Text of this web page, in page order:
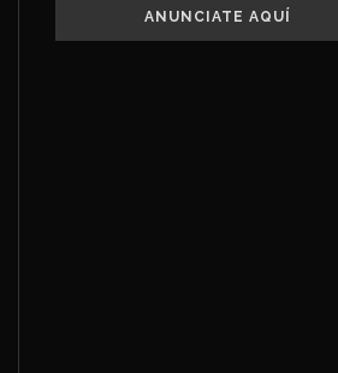
ANUNCIATE AQUÍ